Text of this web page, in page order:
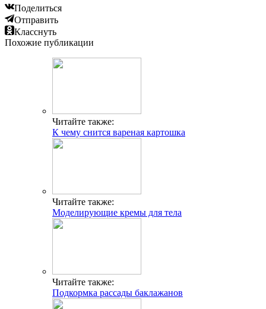
Поделиться
Отправить
Класснуть
Похожие публикации
Читайте также:
К чему снится вареная картошка
Читайте также:
Моделирующие кремы для тела
Читайте также:
Подкормка рассады баклажанов